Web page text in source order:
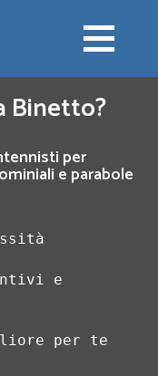
Binetto?
per
e parabole
e
per te